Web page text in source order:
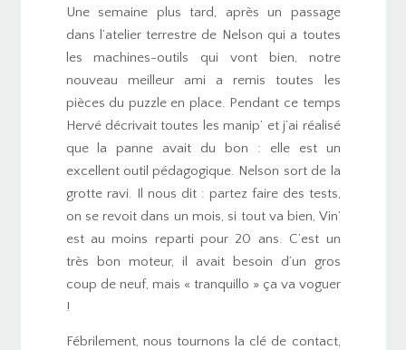
Une semaine plus tard, après un passage
dans l’atelier terrestre de Nelson qui a toutes
les machines-outils qui vont bien, notre
nouveau meilleur ami a remis toutes les
pièces du puzzle en place. Pendant ce temps
Hervé décrivait toutes les manip’ et j’ai réalisé
que la panne avait du bon : elle est un
excellent outil pédagogique. Nelson sort de la
grotte ravi. Il nous dit : partez faire des tests,
on se revoit dans un mois, si tout va bien, Vin’
est au moins reparti pour 20 ans. C’est un
très bon moteur, il avait besoin d’un gros
coup de neuf, mais « tranquillo » ça va voguer
!
Fébrilement, nous tournons la clé de contact,